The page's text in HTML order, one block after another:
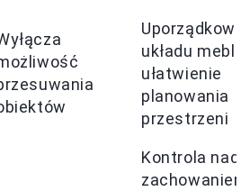
układu mebli,
ułatwienie
planowania
przestrzeni
Kontrola nad
zachowaniem